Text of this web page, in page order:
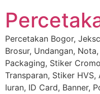
Percetakan Bogor,
Brosur, Undangan,
Packaging, Stiker
Transparan, Stiker
Iuran, ID Card, Banner,